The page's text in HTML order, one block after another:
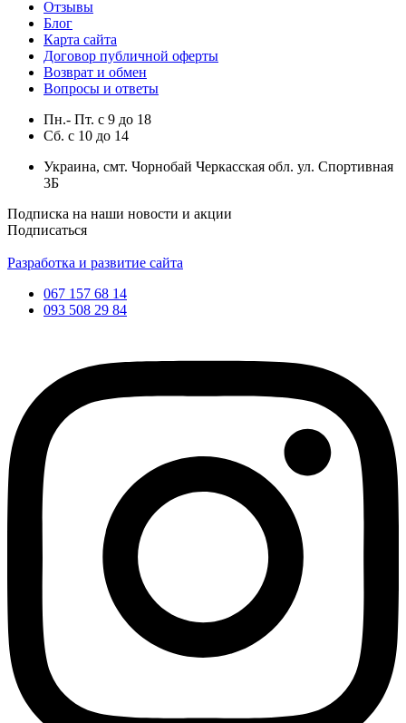
Отзывы
Блог
Карта сайта
Договор публичной оферты
Возврат и обмен
Вопросы и ответы
Пн.- Пт. с 9 до 18
Сб. с 10 до 14
Украина, смт. Чорнобай Черкасская обл. ул. Спортивная
3Б
Подписка на наши новости и акции
Подписаться
Разработка и развитие сайта
067 157 68 14
093 508 29 84